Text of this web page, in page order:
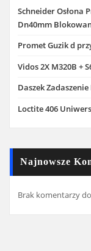
Schneider Osłona
Dn40mm
Promet Guzik d
Vidos 2X M320B +
Daszek
Loctite 406
Najnowsze
Brak komentarzy